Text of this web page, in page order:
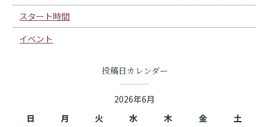
スタート時間
イベント
投稿日カレンダー
2026年6月
日
月 火 水 木 金 土